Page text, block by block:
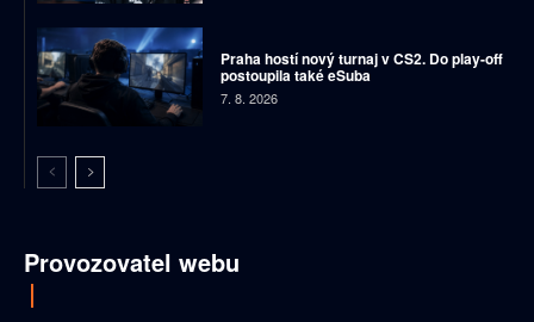
Praha hostí nový turnaj v CS2. Do play-off
postoupila také eSuba
7. 8. 2026
Provozovatel webu